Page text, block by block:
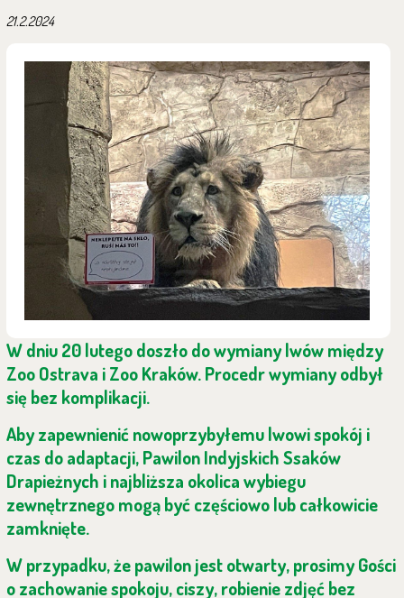
21.2.2024
W dniu 20 lutego doszło do wymiany lwów między
Zoo Ostrava i Zoo Kraków. Procedr wymiany odbył
się bez komplikacji.
Aby zapewnienić nowoprzybyłemu lwowi spokój i
czas do adaptacji, Pawilon Indyjskich Ssaków
Drapieżnych i najbliższa okolica wybiegu
zewnętrznego mogą być częściowo lub całkowicie
zamknięte.
W przypadku, że pawilon jest otwarty, prosimy Gości
o zachowanie spokoju, ciszy, robienie zdjęć bez